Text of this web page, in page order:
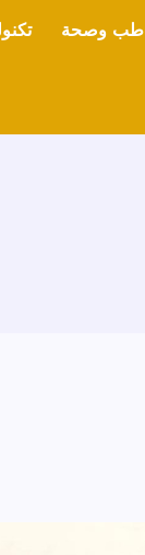
طب وصحة